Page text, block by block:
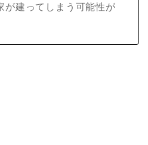
が建ってしまう可能性が